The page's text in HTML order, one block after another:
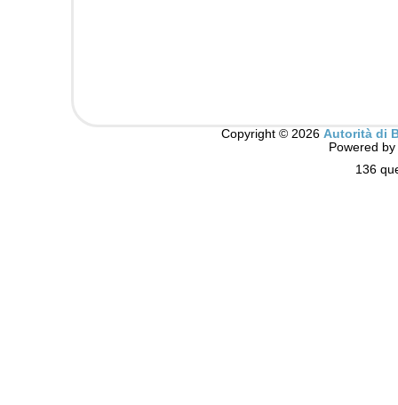
Copyright © 2026 Autorità di
Powered by
136